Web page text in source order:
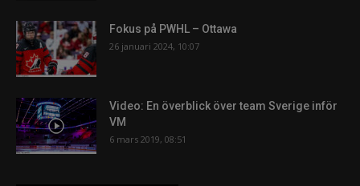
Fokus på PWHL – Ottawa
26 januari 2024, 10:07
Video: En överblick över team Sverige inför
VM
6 mars 2019, 08:51